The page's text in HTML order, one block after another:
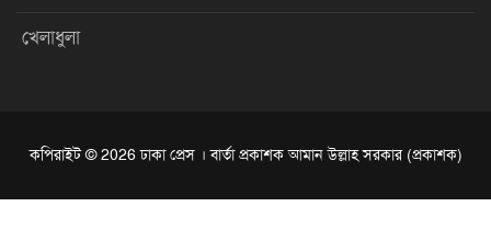
খেলাধুলা
কপিরাইট © 2026 ঢাকা প্রেস । বার্তা প্রকাশক আমান উল্লাহ সরকার (প্রকাশক)